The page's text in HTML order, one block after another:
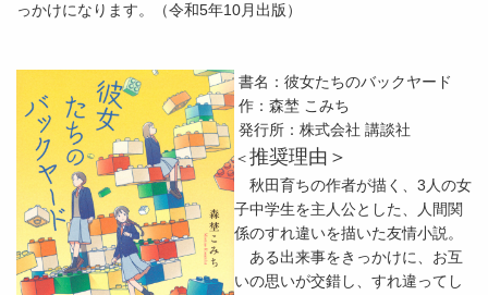
っかけになります。（令和5年10月出版）
書名：彼女たちのバックヤード
作：森埜 こみち
発行所：株式会社 講談社
＜推奨理由＞
秋田育ちの作者が描く、3人の女
子中学生を主人公とした、人間関
係のすれ違いを描いた友情小説。
ある出来事をきっかけに、お互
いの思いが交錯し、すれ違ってし